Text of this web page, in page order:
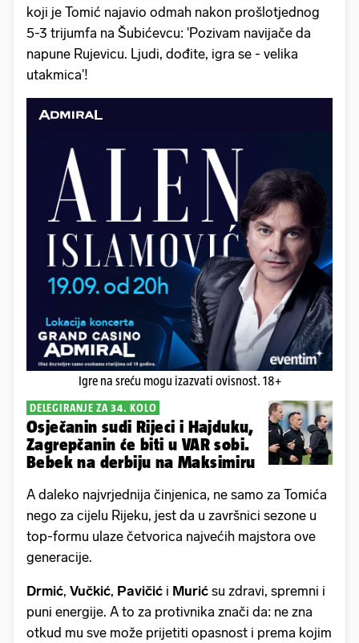
koji je Tomić najavio odmah nakon prošlotjednog
5-3 trijumfa na Šubićevcu: 'Pozivam navijače da
napune Rujevicu. Ljudi, dođite, igra se - velika
utakmica'!
Igre na sreću mogu izazvati ovisnost. 18+
DELEGIRANJE ZA 34. KOLO
Osječanin sudi Rijeci i Hajduku,
Zagrepčanin će biti u VAR sobi.
Bebek na derbiju na Maksimiru
A daleko najvrjednija činjenica, ne samo za Tomića
nego za cijelu Rijeku, jest da u završnici sezone u
top-formu ulaze četvorica najvećih majstora ove
generacije.
Drmić, Vučkić, Pavičić i Murić su zdravi, spremni i
puni energije. A to za protivnika znači da: ne zna
otkud mu sve može prijetiti opasnost i prema kojim